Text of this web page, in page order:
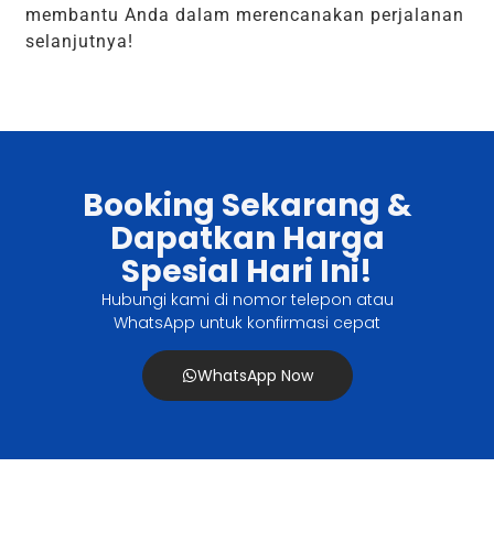
membantu Anda dalam merencanakan perjalanan
selanjutnya!
Booking Sekarang &
Dapatkan Harga
Spesial Hari Ini!
Hubungi kami di nomor telepon atau
WhatsApp untuk konfirmasi cepat
WhatsApp Now